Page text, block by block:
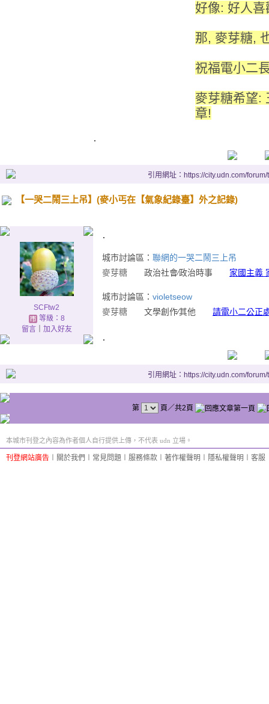
好像: 好人
那, 麥芽糖,
祝福電小二
麥芽糖希望:
章!
.
引用網址：https://city.udn.com/
【一哭二鬧三上吊】(麥小丐在【氣象紀錄臺】外之記錄)
SCFtw2
等級：8
留言｜ 加入好友
.
城市討論區： 聯網的一哭二鬧三上吊
麥芽糖 政治社會∕政治時事 家國主義
城市討論區： violetseow
麥芽糖 文學創作∕其他 請電小二公正
.
引用網址：https://city.udn.com/
第 頁／共2頁
本城市刊登之內容為作者個人自行提供上傳，不代表 udn 立場。
刊登網站廣告 關於我們 常見問題 服務條款 著作權聲明 隱私權聲明 客服